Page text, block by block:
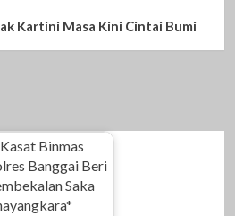
Kartini Masa Kini Cintai Bumi